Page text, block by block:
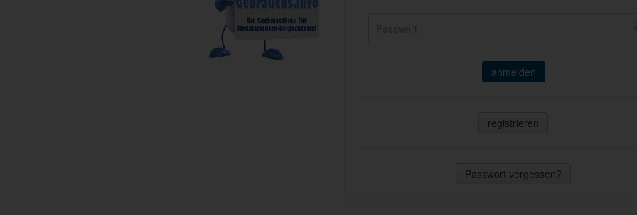
anmelden
registrieren
Passwort vergessen?